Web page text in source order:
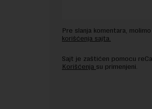
Pre slanja komentara,
korišćenja sajta.
Sajt je zaštićen pomocu
Korišćenja su primenjeni.